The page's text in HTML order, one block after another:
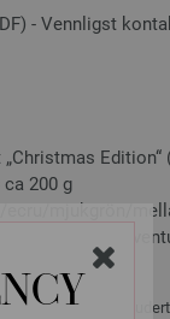
- Vennligst
200 g
ecru/mjukgrön/
50 x 50 cm;
tilbehør er ikke